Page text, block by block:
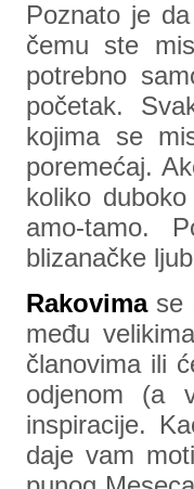
Poznato je
čemu ste
potrebno
početak.
kojima se
poremećaj.
koliko
amo-tamo.
blizanačke
Rakovimase
među
članovima ili
odjenom (a
inspiracije.
daje vam